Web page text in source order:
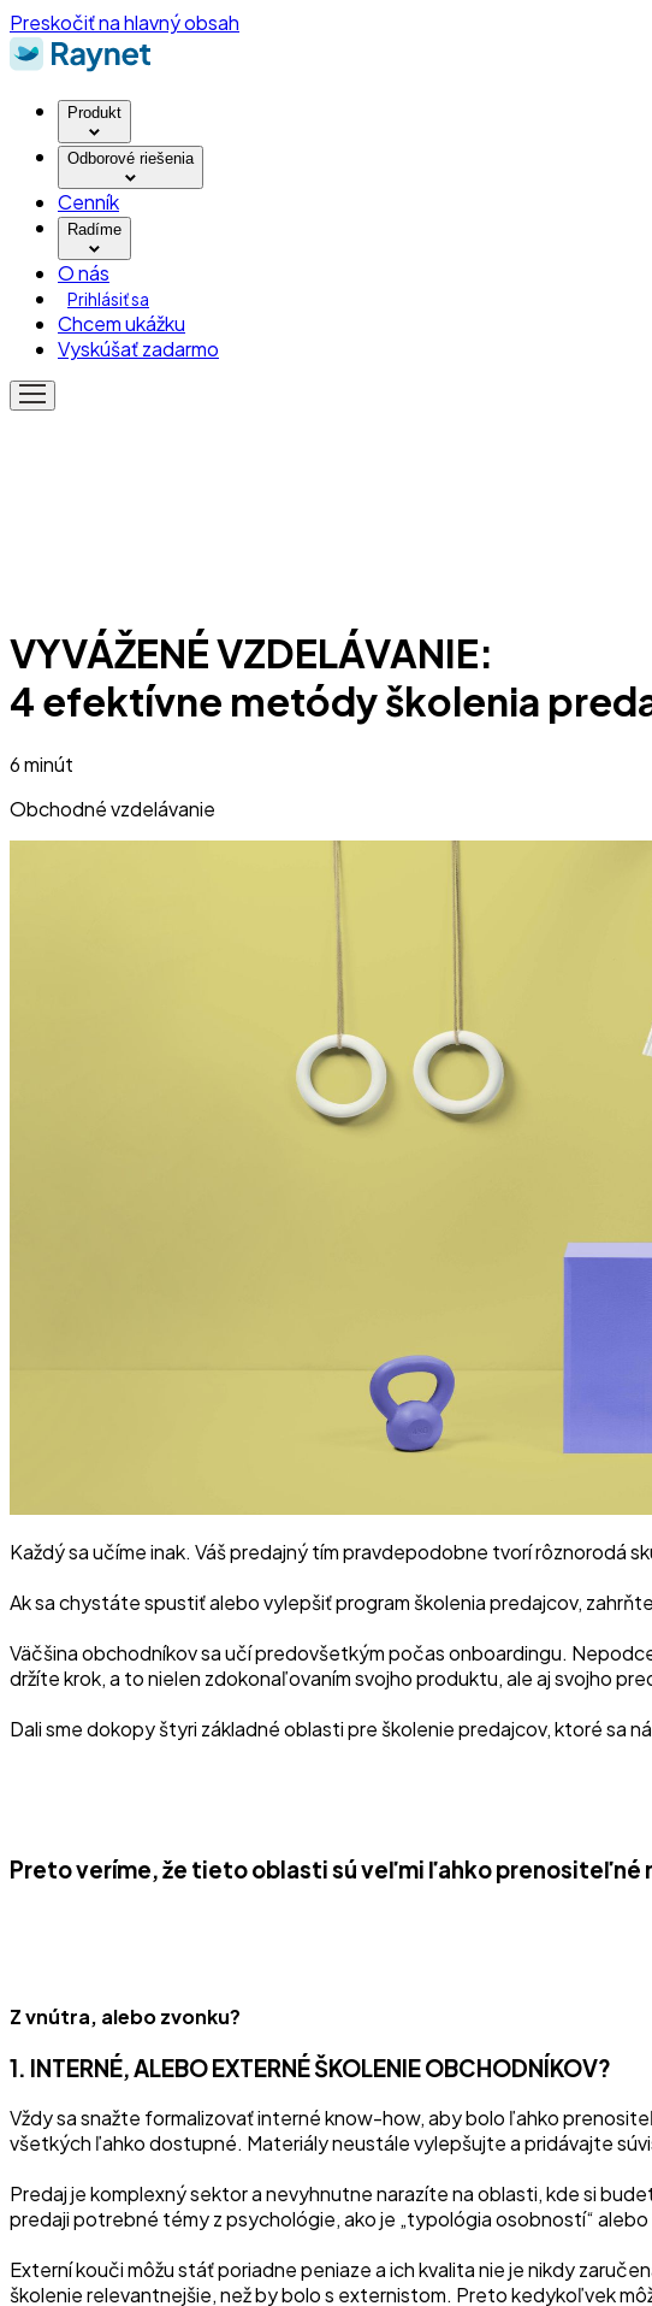
Preskočiť na hlavný obsah
Produkt
Odborové riešenia
Cenník
Radíme
O nás
Prihlásiť sa
Chcem ukážku
Vyskúšať zadarmo
VYVÁŽENÉ VZDELÁVANIE:
4 efektívne metódy školenia
6 minút
Obchodné vzdelávanie
Každý sa učíme inak. Váš predajný tím pravdepodobne tvorí rôznorodá
Ak sa chystáte spustiť alebo vylepšiť program školenia predajcov,
Väčšina obchodníkov sa učí predovšetkým počas onboardingu.
držíte krok, a to nielen zdokonaľovaním svojho produktu, ale aj svojho
Dali sme dokopy štyri základné oblasti pre školenie predajcov, ktoré sa
Preto veríme, že tieto oblasti sú veľmi ľahko prenositeľné
Z vnútra, alebo zvonku?
1. INTERNÉ, ALEBO EXTERNÉ ŠKOLENIE OBCHODNÍKOV?
Vždy sa snažte formalizovať interné know-how, aby bolo ľahko
všetkých ľahko dostupné. Materiály neustále vylepšujte a pridávajte
Predaj je komplexný sektor a nevyhnutne narazíte na oblasti, kde si
predaji potrebné témy z psychológie, ako je „typológia osobností“ alebo
Externí kouči môžu stáť poriadne peniaze a ich kvalita nie je nikdy
školenie relevantnejšie, než by bolo s externistom. Preto kedykoľvek